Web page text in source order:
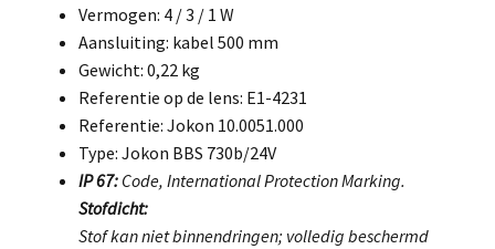
Vermogen: 4 / 3 / 1 W
Aansluiting: kabel 500 mm
Gewicht: 0,22 kg
Referentie op de lens: E1-4231
Referentie: Jokon 10.0051.000
Type: Jokon BBS 730b/24V
IP 67:Code, International Protection Marking.
Stofdicht:
Stof kan niet binnendringen; volledig beschermd